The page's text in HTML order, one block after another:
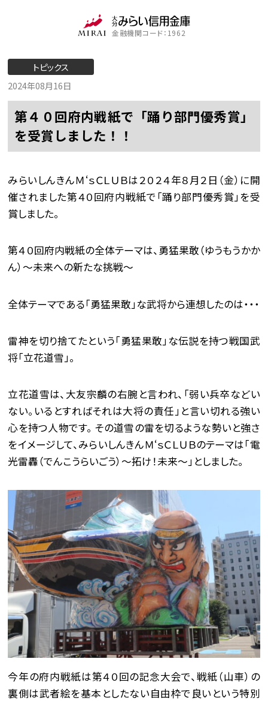
金融機関コード：1962
トピックス
2024年08月16日
第４０回府内戦紙で「踊り部門優秀賞」
を受賞しました！！
みらいしんきんＭ‘ｓＣＬＵＢは２０２４年８月２日（金）に開
催されました第４０回府内戦紙で「踊り部門優秀賞」を受
賞しました。
第４０回府内戦紙の全体テーマは、勇猛果敢（ゆうもうかか
ん）～未来への新たな挑戦～
全体テーマである「勇猛果敢」な武将から連想したのは・・・
雷神を切り捨てたという「勇猛果敢」な伝説を持つ戦国武
将「立花道雪」。
立花道雪は、大友宗麟の右腕と言われ、「弱い兵卒などい
ない。いるとすればそれは大将の責任」と言い切れる強い
心を持つ人物です。 その道雪の雷を切るような勢いと強さ
をイメージして、みらいしんきんＭ‘ｓＣＬＵＢのテーマは「電
光雷轟（でんこうらいごう）～拓け！未来～」としました。
今年の府内戦紙は第４０回の記念大会で、戦紙（山車）の
裏側は武者絵を基本としたない自由枠で良いという特別